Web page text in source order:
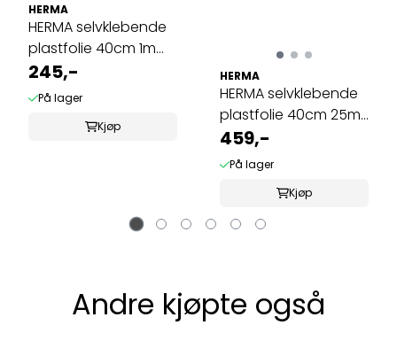
HERMA
HERMA selvklebende
plastfolie 40cm 1m
rutenett ...
245,-
På lager
Kjøp
HERMA
HERMA selvklebende
plastfolie 40cm 25m
rutenett ...
459,-
På lager
Kjøp
Andre kjøpte også